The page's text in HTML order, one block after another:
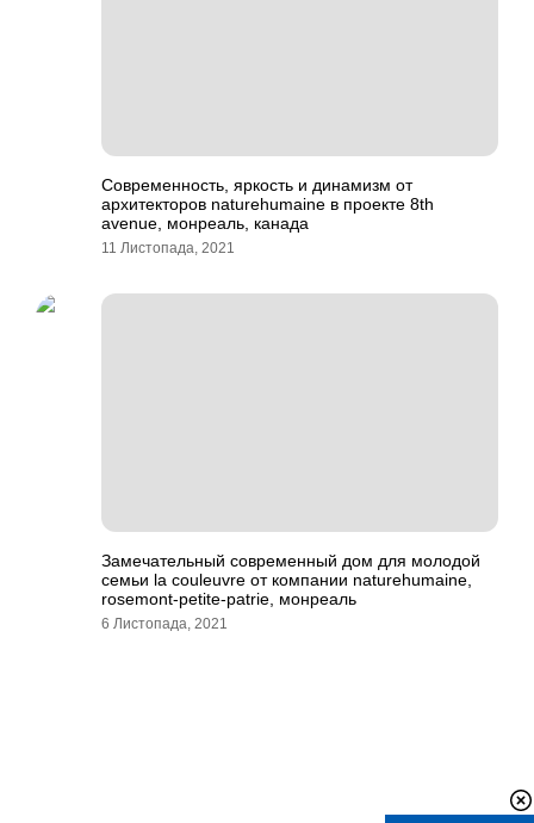
Современность, яркость и динамизм от
архитекторов naturehumaine в проекте 8th
avenue, монреаль, канада
11 Листопада, 2021
Замечательный современный дом для молодой
семьи la couleuvre от компании naturehumaine,
rosemont-petite-patrie, монреаль
6 Листопада, 2021